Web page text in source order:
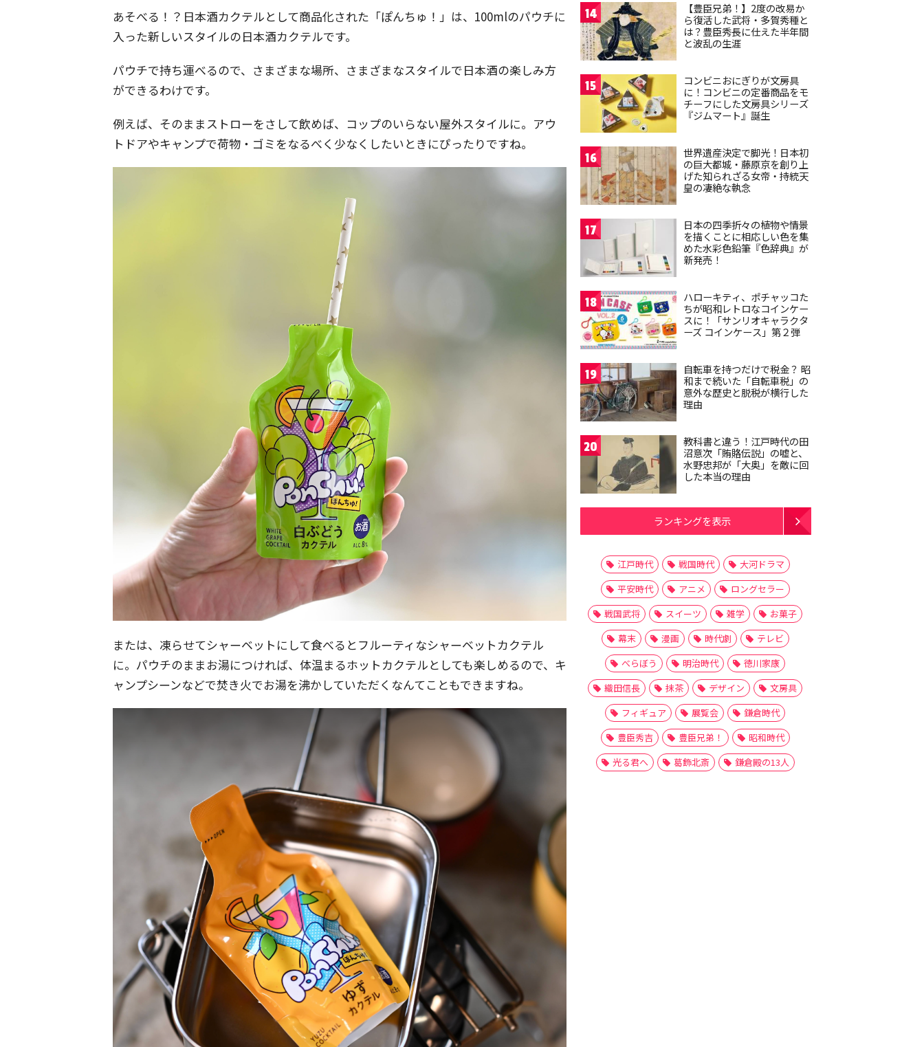
あそべる！？日本酒カクテルとして商品化された「ぽんちゅ！」は、100mlのパウチに
入った新しいスタイルの日本酒カクテルです。
パウチで持ち運べるので、さまざまな場所、さまざまなスタイルで日本酒の楽しみ方
ができるわけです。
例えば、そのままストローをさして飲めば、コップのいらない屋外スタイルに。アウ
トドアやキャンプで荷物・ゴミをなるべく少なくしたいときにぴったりですね。
または、凍らせてシャーベットにして食べるとフルーティなシャーベットカクテル
に。パウチのままお湯につければ、体温まるホットカクテルとしても楽しめるので、キ
ャンプシーンなどで焚き火でお湯を沸かしていただくなんてこともできますね。
14
【豊臣兄弟！】2度の改易か
ら復活した武将・多賀秀種と
は？豊臣秀長に仕えた半年間
と波乱の生涯
15
コンビニおにぎりが文房具
に！コンビニの定番商品をモ
チーフにした文房具シリーズ
『ジムマート』誕生
16
世界遺産決定で脚光！日本初
の巨大都城・藤原京を創り上
げた知られざる女帝・持統天
皇の凄絶な執念
17
日本の四季折々の植物や情景
を描くことに相応しい色を集
めた水彩色鉛筆『色辞典』が
新発売！
18
ハローキティ、ポチャッコた
ちが昭和レトロなコインケー
スに！「サンリオキャラクタ
ーズ コインケース」第２弾
19
自転車を持つだけで税金？ 昭
和まで続いた「自転車税」の
意外な歴史と脱税が横行した
理由
20
教科書と違う！江戸時代の田
沼意次「賄賂伝説」の嘘と、
水野忠邦が「大奥」を敵に回
した本当の理由
ランキングを表示
江戸時代 戦国時代
大河ドラマ
平安時代
アニメ
ロングセラー
戦国武将
スイーツ 雑学
お菓子
幕末
漫画 時代劇
テレビ
べらぼう
明治時代
徳川家康
織田信長
抹茶 デザイン
文房具
フィギュア
展覧会
鎌倉時代
豊臣秀吉
豊臣兄弟！
昭和時代
光る君へ
葛飾北斎 鎌倉殿の13人